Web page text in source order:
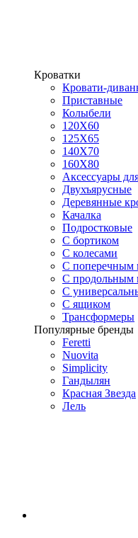
Кроватки
Кровати-
Приставные
Колыбели
120Х60
125X65
140Х70
160Х80
Аксессуары
Двухъярусные
Деревянные
Качалка
Подростковые
С бортиком
С колесами
С поперечным
С продольным
С
С ящиком
Трансформеры
Популярные бренды
Feretti
Nuovita
Simplicity
Гандылян
Красная Звезда
Лель